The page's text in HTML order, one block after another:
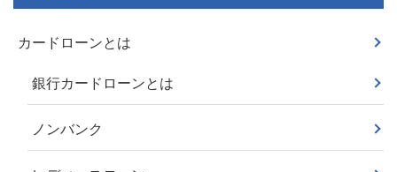
カードローンとは
銀行カードローンとは
ノンバンク